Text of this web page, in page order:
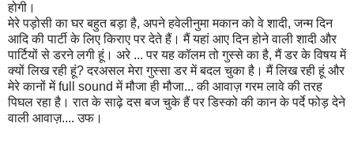
होगी।
मेरे पड़ोसी का घर बहुत बड़ा है, अपने हवेलीनुमा मकान को वे शादी, जन्म दिन
आदि की पार्टी के लिए किराए पर देते हैं। मैं यहां आए दिन होने वाली शादी और
पार्टियों से डरने लगी हूं। अरे ... पर यह कॉलम तो गुस्से का है, मैं डर के विषय में
क्यों लिख रही हूं? दरअसल मेरा गुस्सा डर में बदल चुका है। मैं लिख रही हूं और
मेरे कानों में full sound में मौजा ही मौजा... की आवाज़ गरम लावे की तरह
पिघल रहा है। रात के साढ़े दस बज चुके हैं पर डिस्को की कान के पर्दे फोड़ देने
वाली आवाज़.... उफ।